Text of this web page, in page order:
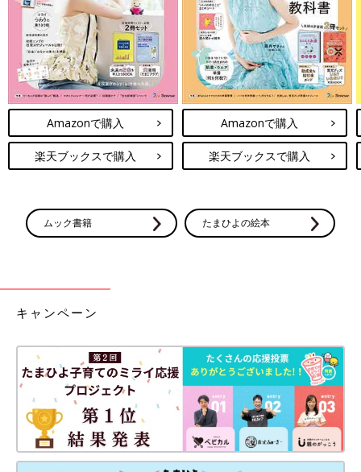
Amazonで購入
楽天ブックスで購入
Amazonで購入
楽天ブックスで購入
ムック書籍 たまひよの絵本
キャンペーン